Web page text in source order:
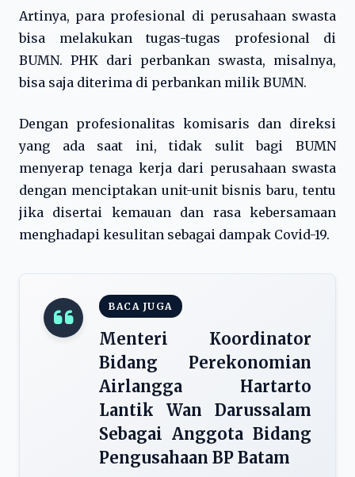
Artinya, para profesional di perusahaan swasta
bisa melakukan tugas-tugas profesional di
BUMN. PHK dari perbankan swasta, misalnya,
bisa saja diterima di perbankan milik BUMN.
Dengan profesionalitas komisaris dan direksi
yang ada saat ini, tidak sulit bagi BUMN
menyerap tenaga kerja dari perusahaan swasta
dengan menciptakan unit-unit bisnis baru, tentu
jika disertai kemauan dan rasa kebersamaan
menghadapi kesulitan sebagai dampak Covid-19.
BACA JUGA
Menteri Koordinator
Bidang Perekonomian
Airlangga Hartarto
Lantik Wan Darussalam
Sebagai Anggota Bidang
Pengusahaan BP Batam